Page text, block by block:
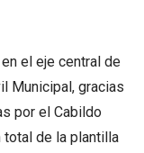
el eje central de
Municipal, gracias
por el Cabildo
de la plantilla